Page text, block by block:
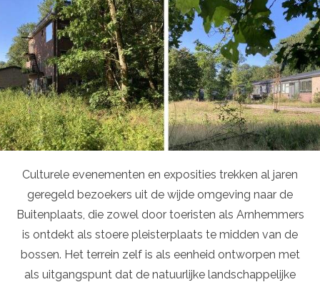
Culturele evenementen en exposities trekken al jaren
geregeld bezoekers uit de wijde omgeving naar de
Buitenplaats, die zowel door toeristen als Arnhemmers
is ontdekt als stoere pleisterplaats te midden van de
bossen. Het terrein zelf is als eenheid ontworpen met
als uitgangspunt dat de natuurlijke landschappelijke